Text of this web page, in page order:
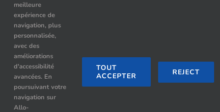
Nos Partenaires
Location de limousine à Paris
Hummer limousine paris
Limousine Paris
Rennes Limousine avec chauffeur
meilleure
expérience de
navigation, plus
personnalisée,
avec des
améliorations
d'accessibilité
avancées. En
poursuivant votre
navigation sur
Allo-
TOUT
ACCEPTER
REJECT